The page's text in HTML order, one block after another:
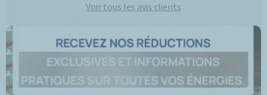
Voir tous les avis clients